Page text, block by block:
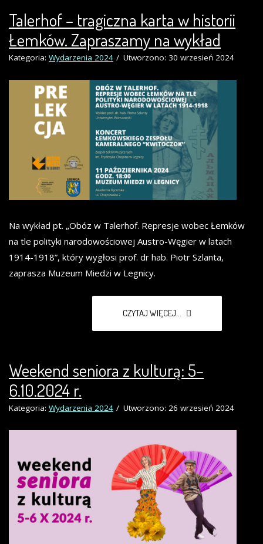
Talerhof – tragiczna karta w historii
Łemków. Zapraszamy na wykład
Kategoria: Wydarzenia 2024 Utworzono: 30 wrzesień 2024
Na wykład pt. „Obóz w Talerhof. Represje wobec Łemków
na tle polityki narodowościowej Austro-Węgier w latach
1914-1918”, który wygłosi prof. dr hab. Piotr Szlanta,
zaprasza Muzeum Miedzi w Legnicy.
CZYTAJ WIĘCEJ...
Weekend seniora z kulturą: 5–
6.10.2024 r.
Kategoria: Wydarzenia 2024 Utworzono: 26 wrzesień 2024